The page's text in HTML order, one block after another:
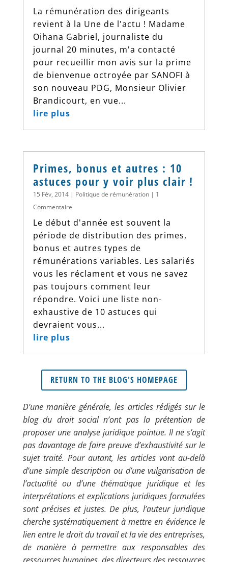
La rémunération des dirigeants
revient à la Une de l'actu ! Madame
Oihana Gabriel, journaliste du
journal 20 minutes, m'a contacté
pour recueillir mon avis sur la prime
de bienvenue octroyée par SANOFI à
son nouveau PDG, Monsieur Olivier
Brandicourt, en vue...
lire plus
Primes, bonus et autres : 10
astuces pour y voir plus clair !
15 Fév, 2014| Politique de rémunération| 1
Commentaire
Le début d'année est souvent la
période de distribution des primes,
bonus et autres types de
rémunérations variables. Les salariés
vous les réclament et vous ne savez
pas toujours comment leur
répondre. Voici une liste non-
exhaustive de 10 astuces qui
devraient vous...
lire plus
RETURN TO THE BLOG'S HOMEPAGE
D’une manière générale, les articles rédigés sur le
blog du droit social n’ont pas la prétention de
proposer une analyse juridique pointue. Il ne s’agit
pas davantage de faire preuve d’exhaustivité sur le
sujet traité. Pour autant, les articles vont au-delà
d’une simple description ou d’une vulgarisation de
l’actualité ou d’une thématique juridique et les
interprétations et explications juridiques formulées
sont précises et justes. De plus, l’auteur juridique
cherche systématiquement à mettre en évidence le
lien entre le droit du travail et la vie des entreprises,
de manière à permettre aux responsables des